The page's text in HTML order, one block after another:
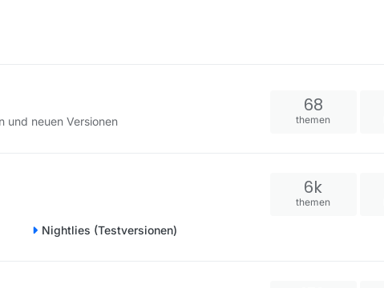
und neuen Versionen
68
themen
Nightlies (Testversionen)
6k
themen